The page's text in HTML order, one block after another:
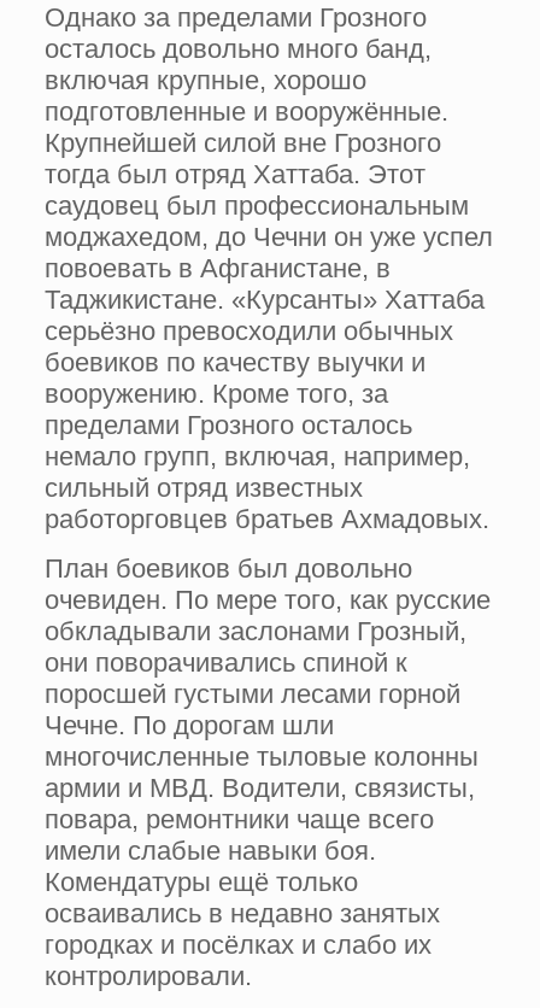
Однако за пределами Грозного
осталось довольно много банд,
включая крупные, хорошо
подготовленные и вооружённые.
Крупнейшей силой вне Грозного
тогда был отряд Хаттаба. Этот
саудовец был профессиональным
моджахедом, до Чечни он уже успел
повоевать в Афганистане, в
Таджикистане. «Курсанты» Хаттаба
серьёзно превосходили обычных
боевиков по качеству выучки и
вооружению. Кроме того, за
пределами Грозного осталось
немало групп, включая, например,
сильный отряд известных
работорговцев братьев Ахмадовых.
План боевиков был довольно
очевиден. По мере того, как русские
обкладывали заслонами Грозный,
они поворачивались спиной к
поросшей густыми лесами горной
Чечне. По дорогам шли
многочисленные тыловые колонны
армии и МВД. Водители, связисты,
повара, ремонтники чаще всего
имели слабые навыки боя.
Комендатуры ещё только
осваивались в недавно занятых
городках и посёлках и слабо их
контролировали.